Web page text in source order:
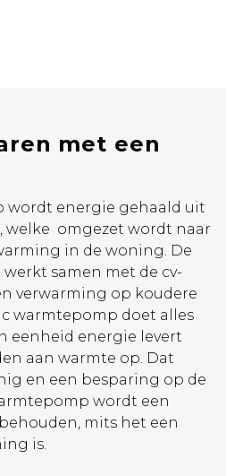
met een
wordt energie gehaald uit
welke omgezet wordt naar
in de woning. De
samen met de cv-
verwarming op koudere
warmtepomp doet alles
eenheid energie levert
aan warmte op. Dat
en een besparing op de
wordt een
mits het een
is.